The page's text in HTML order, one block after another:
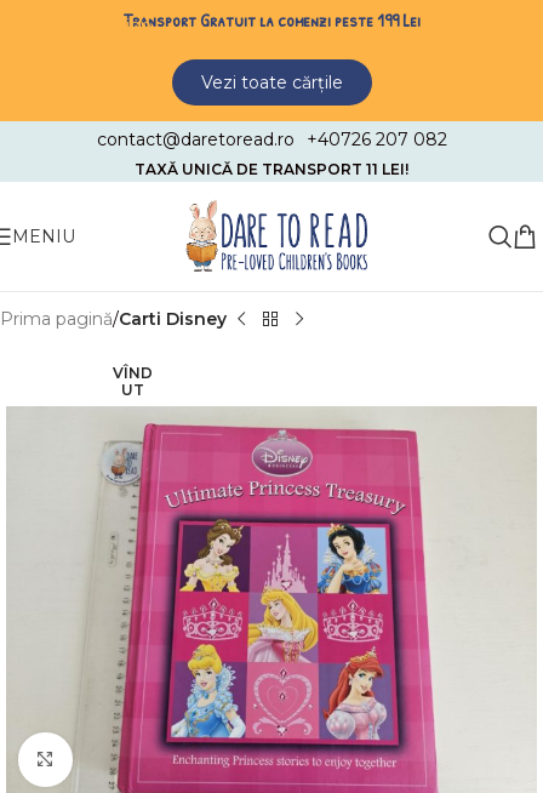
Skip to navigationTransport Gratuit la comenzi peste 199 Lei
Vezi toate cărțile
contact@daretoread.ro +40726 207 082
TAXĂ UNICĂ DE TRANSPORT 11 LEI!
MENIU
Prima pagină Carti Disney
VÎND
UT
Faceți click pentru a mări